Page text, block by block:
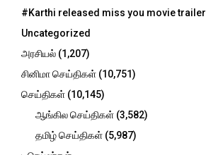
o
:
#Karthi released miss you movie trailer
Uncategorized
அரசியல் (1,207)
சினிமா செய்திகள் (10,751)
செய்திகள் (10,145)
ஆங்கில செய்திகள் (3,582)
தமிழ் செய்திகள் (5,987)